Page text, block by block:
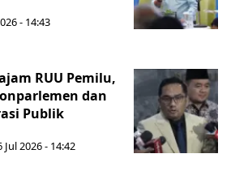
- 14:43
RUU Pemilu,
dan
Publik
Jul 2026 - 14:42